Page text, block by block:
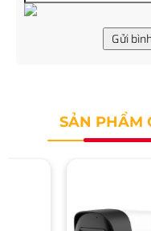
Gửi
SẢN PHẨM